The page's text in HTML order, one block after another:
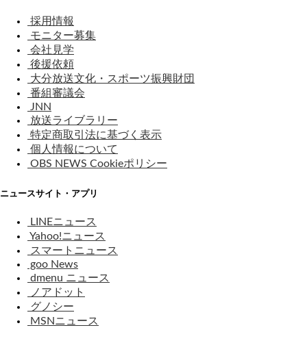
採用情報
モニター募集
会社見学
後援依頼
大分放送文化・スポーツ振興財団
番組審議会
JNN
放送ライブラリー
特定商取引法に基づく表示
個人情報について
OBS NEWS Cookieポリシー
ニュースサイト・アプリ
LINEニュース
Yahoo!ニュース
スマートニュース
goo News
dmenu ニュース
ノアドット
グノシー
MSNニュース